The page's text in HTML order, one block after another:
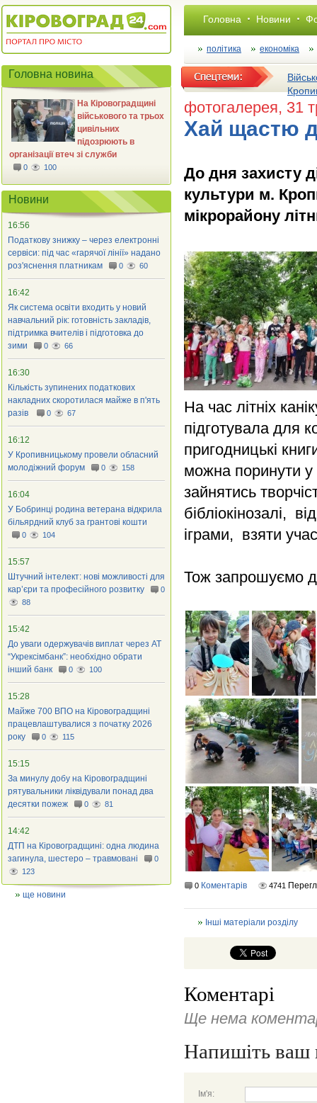
Головна Новини
політика економіка
фотогалерея, 31
Хай щастю
До дня захисту
культури м.
мікрорайону
На час літніх
підготувала для
пригодницькі
можна поринути у
зайнятись
бібліокінозалі,
іграми, взяти
Тож запрошуємо
0 Коментарів 4741
Інші матеріали розділу
Коментарі
Ще нема
Напишіть ваш
Ім'я:
Головна новина
На Кіровоградщині
військового та трьох
цивільних
підозрюють в
організації втеч зі служби
0 100
Новини
16:56
Податкову знижку – через електронні
сервіси: під час «гарячої лінії» надано
роз'яснення платникам
0 60
16:42
Як система освіти входить у новий
навчальний рік: готовність закладів,
підтримка вчителів і підготовка до
зими
0 66
16:30
Кількість зупинених податкових
накладних скоротилася майже в п'ять
разів
0 67
16:12
У Кропивницькому провели обласний
молодіжний форум
0 158
16:04
У Бобринці родина ветерана відкрила
більярдний клуб за грантові кошти
0 104
15:57
Штучний інтелект: нові можливості для
кар’єри та професійного розвитку
0
88
15:42
До уваги одержувачів виплат через АТ
“Укрексімбанк”: необхідно обрати
інший банк
0 100
15:28
Майже 700 ВПО на Кіровоградщині
працевлаштувалися з початку 2026
року
0 115
15:15
За минулу добу на Кіровоградщині
рятувальники ліквідували понад два
десятки пожеж
0 81
14:42
ДТП на Кіровоградщині: одна людина
загинула, шестеро – травмовані
0
123
ще новини